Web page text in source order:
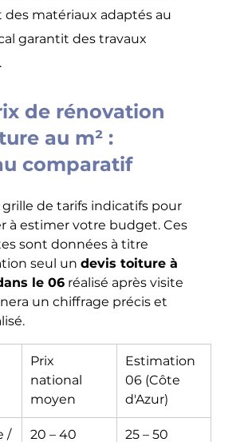
des matériaux adaptés au
garantit des travaux
de rénovation
au m² :
comparatif
grille de tarifs indicatifs pour
à estimer votre budget. Ces
sont données à titre
seul un devis toiture à
le 06 réalisé après visite
un chiffrage précis et
Prix
national
moyen
Estimation
06 (Côte
d'Azur)
/
20 – 40
25 – 50